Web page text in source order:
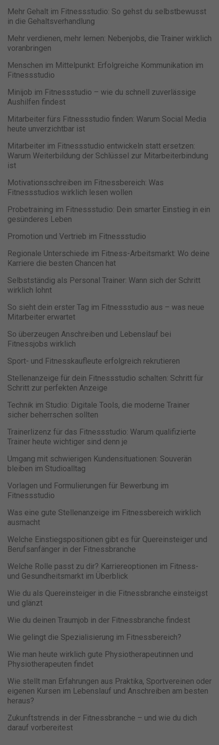
Mehr Gehalt im Fitnessstudio: So gehst du selbstbewusst
in die Gehaltsverhandlung
Mehr verdienen, mehr lernen: Nebenjobs, die Trainer wirklich
voranbringen
Menschen im Mittelpunkt: Erfolgreiche Kommunikation im
Fitnessstudio
Minijob im Fitnessstudio – wie du schnell zuverlässige
Aushilfen findest
Mitarbeiter fürs Fitnessstudio finden: Warum Social Media
heute unverzichtbar ist
Mitarbeiter im Fitnessstudio entwickeln statt ersetzen:
Warum Weiterbildung der Schlüssel zur Mitarbeiterbindung
ist
Motivationsschreiben im Fitnessbereich: Was
Fitnessstudios wirklich lesen wollen
Probetraining im Fitnessstudio: Dein smarter Einstieg in ein
gesünderes Leben
Promotion und Vertrieb im Fitnessstudio
Regionale Unterschiede im Fitness-Arbeitsmarkt: Wo deine
Karriere die besten Chancen hat
Selbstständig als Personal Trainer: Wann sich der Schritt
wirklich lohnt
So sieht dein erster Tag im Fitnessstudio aus – was neue
Mitarbeiter erwartet
So überzeugen Anschreiben und Lebenslauf bei
Fitnessjobs wirklich
Sport- und Fitnesskaufleute erfolgreich rekrutieren
Stellenanzeige für dein Fitnessstudio schalten: Schritt für
Schritt zur perfekten Anzeige
Technik im Studio: Digitale Tools, die moderne Trainer
sicher beherrschen sollten
Trainerlizenz für das Fitnessstudio: Warum qualifizierte
Trainer heute wichtiger sind denn je
Umgang mit schwierigen Kundensituationen: Souverän
bleiben im Studioalltag
Vorlagen und Formulierungen für Bewerbung im
Fitnessstudio
Was eine gute Stellenanzeige im Fitnessbereich wirklich
ausmacht
Welche Einstiegspositionen gibt es für Quereinsteiger und
Berufsanfänger in der Fitnessbranche
Welche Rolle passt zu dir? Karriereoptionen im Fitness-
und Gesundheitsmarkt im Überblick
Wie du als Quereinsteiger in die Fitnessbranche einsteigst
und glänzt
Wie du deinen Traumjob in der Fitnessbranche findest
Wie gelingt die Spezialisierung im Fitnessbereich?
Wie man heute wirklich gute Physiotherapeutinnen und
Physiotherapeuten findet
Wie stellt man Erfahrungen aus Praktika, Sportvereinen oder
eigenen Kursen im Lebenslauf und Anschreiben am besten
heraus?
Zukunftstrends in der Fitnessbranche – und wie du dich
darauf vorbereitest